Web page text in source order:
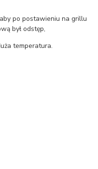
po postawieniu na grillu
był odstęp,
temperatura.